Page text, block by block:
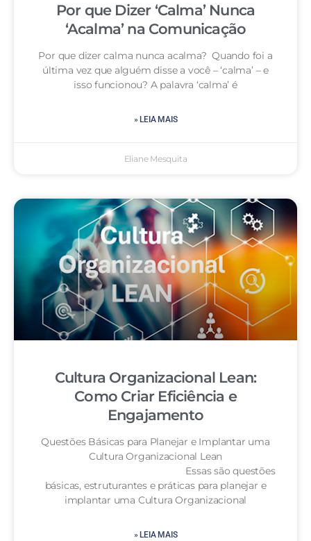
Por que Dizer ‘Calma’ Nunca
‘Acalma’ na Comunicação
Por que dizer calma nunca acalma? Quando foi a
última vez que alguém disse a você – ‘calma’ – e
isso funcionou? A palavra ‘calma’ é
» LEIA MAIS
Eliane Mesquita
Cultura Organizacional Lean:
Como Criar Eficiência e
Engajamento
Questões Básicas para Planejar e Implantar uma
Cultura Organizacional Lean
Essas são questões
básicas, estruturantes e práticas para planejar e
implantar uma Cultura Organizacional
» LEIA MAIS